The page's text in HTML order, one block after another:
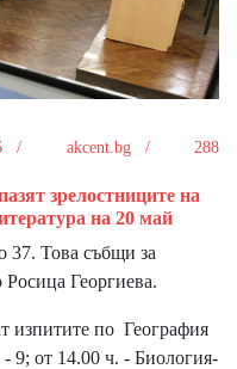
/ akcent.bg / 288
зрелостниците на
на 20 май
37. Това събщи за
Георгиева.
изпитите по География
от 14.00 ч. - Биология-